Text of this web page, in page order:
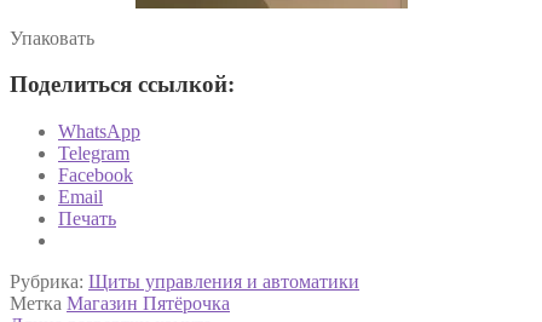
Упаковать
Поделиться ссылкой:
WhatsApp
Telegram
Facebook
Email
Печать
Рубрика: Щиты управления и автоматики
Метка Магазин Пятёрочка